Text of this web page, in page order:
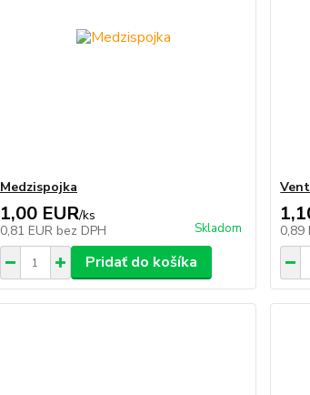
Medzispojka
1,00 EUR/ks
0,81 EUR bez DPH Skladom
Pridať do košíka
0,89